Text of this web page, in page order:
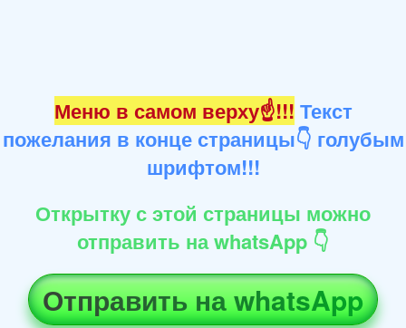
Меню в самом верху☝!!! Текст
пожелания в конце страницы👇 голубым
шрифтом!!!
Открытку с этой страницы можно
отправить на whatsApp 👇
Отправить на whatsApp